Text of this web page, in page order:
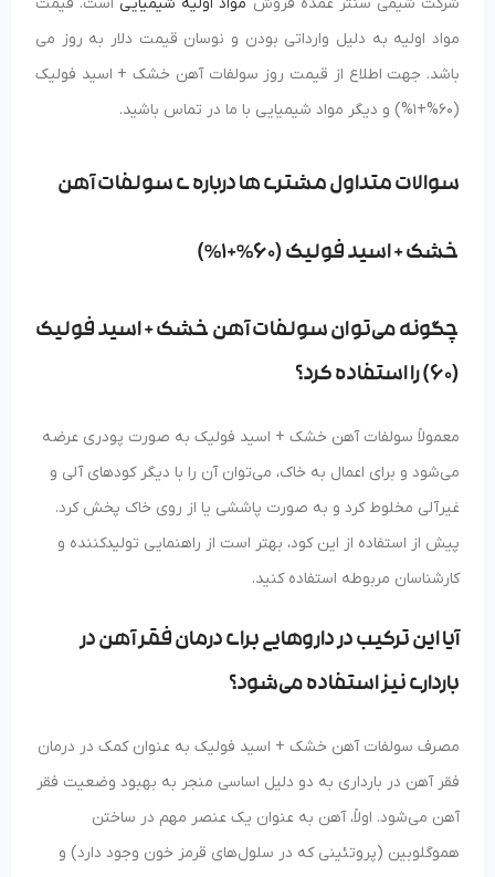
مواد اولیه به دلیل وارداتی بودن و نوسان قیمت دلار به روز می
باشد. جهت اطلاع از قیمت روز سولفات آهن خشک + اسید فولیک
(60%+1%) و دیگر مواد شیمیایی با ما در تماس باشید.
سوالات متداول مشتری ها درباره ی سولفات آهن
خشک + اسید فولیک (60%+1%)
چگونه می‌توان سولفات آهن خشک + اسید فولیک
(60) را استفاده کرد؟
معمولاً سولفات آهن خشک + اسید فولیک به صورت پودری عرضه
می‌شود و برای اعمال به خاک، می‌توان آن را با دیگر کودهای آلی و
غیرآلی مخلوط کرد و به صورت پاششی یا از روی خاک پخش کرد.
پیش از استفاده از این کود، بهتر است از راهنمایی تولیدکننده و
کارشناسان مربوطه استفاده کنید.
آیا این ترکیب در داروهایی برای درمان فقر آهن در
بارداری نیز استفاده می‌شود؟
مصرف سولفات آهن خشک + اسید فولیک به عنوان کمک در درمان
فقر آهن در بارداری به دو دلیل اساسی منجر به بهبود وضعیت فقر
آهن می‌شود. اولاً، آهن به عنوان یک عنصر مهم در ساختن
هموگلوبین (پروتئینی که در سلول‌های قرمز خون وجود دارد) و